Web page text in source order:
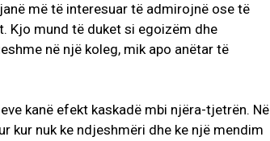
më të interesuar të admirojnë ose të
Kjo mund të duket si egoizëm dhe
në një koleg, mik apo anëtar të
kanë efekt kaskadë mbi njëra-tjetrën. Në
kur nuk ke ndjeshmëri dhe ke një mendim